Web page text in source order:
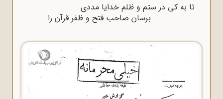
تا به کى در ستم و ظلم خدایا مددى
برسان صاحب فتح و ظفر قرآن را